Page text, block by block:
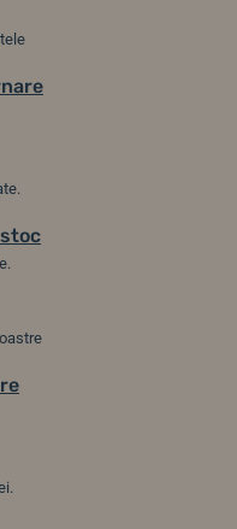
Boccia Titanium 3353-01
în 2 zile